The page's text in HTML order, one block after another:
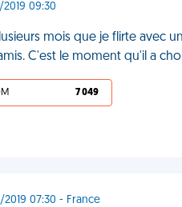
09:30
mois que je flirte avec
C'est le moment qu'il a
7 049
2019 07:30 - France